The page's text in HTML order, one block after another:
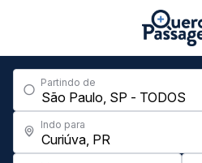
Partindo de
Indo para